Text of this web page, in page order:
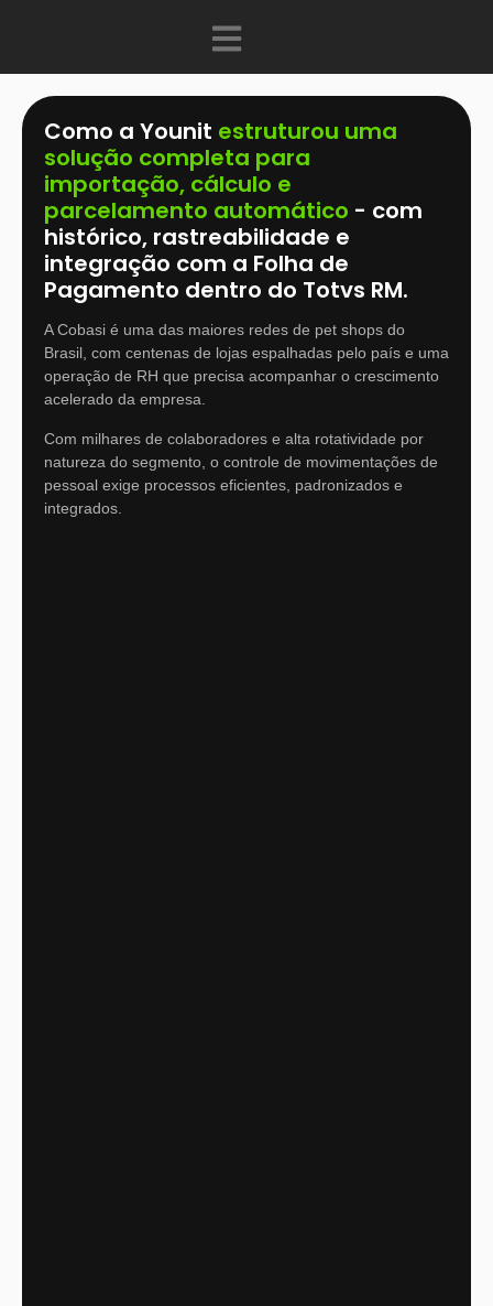
Como a Younit estruturou uma
solução completa para
importação, cálculo e
parcelamento automático - com
histórico, rastreabilidade e
integração com a Folha de
Pagamento dentro do Totvs RM.
A Cobasi é uma das maiores redes de pet shops do
Brasil, com centenas de lojas espalhadas pelo país e uma
operação de RH que precisa acompanhar o crescimento
acelerado da empresa.
Com milhares de colaboradores e alta rotatividade por
natureza do segmento, o controle de movimentações de
pessoal exige processos eficientes, padronizados e
integrados.